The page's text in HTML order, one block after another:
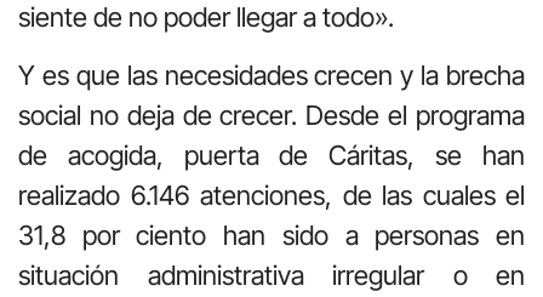
siente de no poder llegar a todo».
Y es que las necesidades crecen y la brecha
social no deja de crecer. Desde el programa
de acogida, puerta de Cáritas, se han
realizado 6.146 atenciones, de las cuales el
31,8 por ciento han sido a personas en
situación administrativa irregular o en